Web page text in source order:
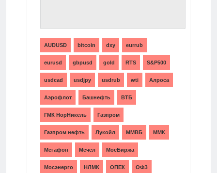
AUDUSD bitcoin dxy eurrub
eurusd gbpusd gold RTS S&P500
usdcad usdjpy usdrub wti Алроса
Аэрофлот Башнефть ВТБ
ГМК НорНикель Газпром
Газпром нефть Лукойл ММВБ ММК
Мегафон Мечел МосБиржа
Мосэнерго НЛМК ОПЕК ОФЗ